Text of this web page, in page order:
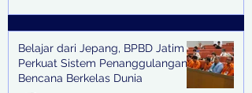
Belajar dari Jepang, BPBD Jatim
Perkuat Sistem Penanggulangan
Bencana Berkelas Dunia